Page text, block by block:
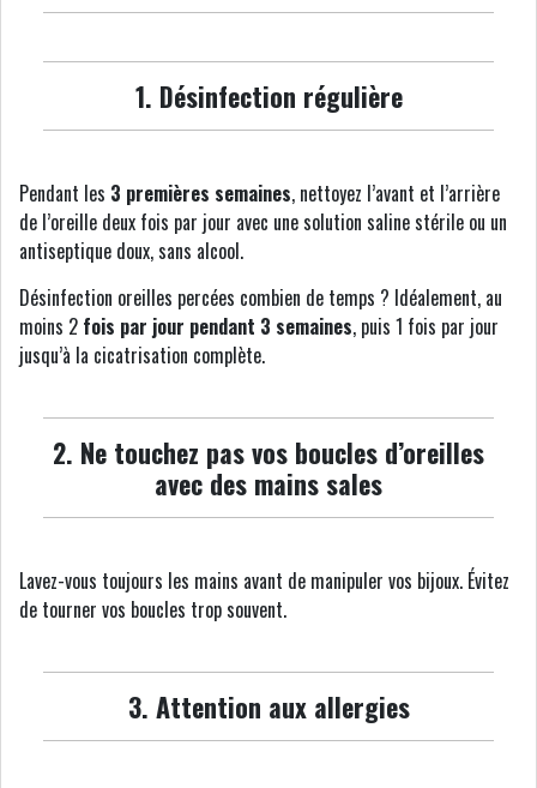
1. Désinfection régulière
Pendant les 3 premières semaines, nettoyez l’avant et l’arrière
de l’oreille deux fois par jour avec une solution saline stérile ou un
antiseptique doux, sans alcool.
Désinfection oreilles percées combien de temps ? Idéalement, au
moins 2 fois par jour pendant 3 semaines, puis 1 fois par jour
jusqu’à la cicatrisation complète.
2. Ne touchez pas vos boucles d’oreilles
avec des mains sales
Lavez-vous toujours les mains avant de manipuler vos bijoux. Évitez
de tourner vos boucles trop souvent.
3. Attention aux allergies